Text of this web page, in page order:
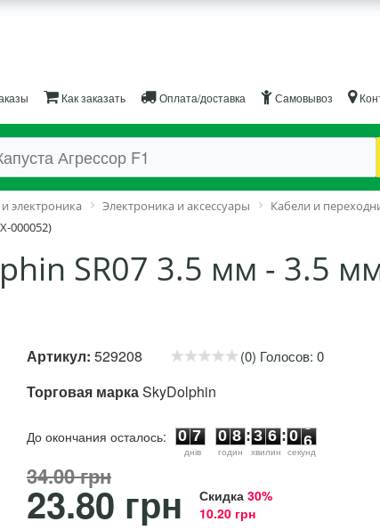
Как заказать Оплата/доставка Самовывоз
электроника Электроника и аксессуары
Кабели и
000052)
SR07 3.5 мм - 3.5
Артикул: 529208 (0) Голосов: 0
Торговая маркаSkyDolphin
До окончания осталось:
0 7
днiв
0 8
годин
: 3 6
хвилин
: 0 5
секунд
34.00 грн
23.80 грн Скидка 30%
10.20 грн